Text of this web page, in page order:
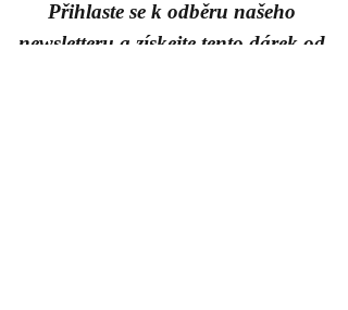
Přihlaste se k odběru našeho
newsletteru a získejte tento dárek od